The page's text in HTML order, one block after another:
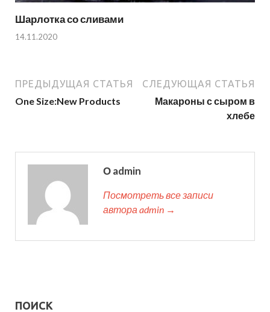
Шарлотка со сливами
14.11.2020
ПРЕДЫДУЩАЯ СТАТЬЯ
One Size:New Products
СЛЕДУЮЩАЯ СТАТЬЯ
Макароны с сыром в
хлебе
О admin
Посмотреть все записи
автора admin →
ПОИСК